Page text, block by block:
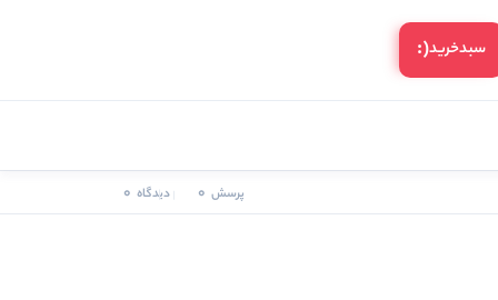
سبد‌خرید(:
پرسش 0 دیدگاه 0